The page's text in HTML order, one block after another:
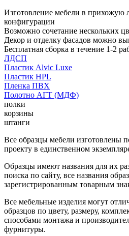
Изготовление мебели в прихожую
конфигурации
Возможно сочетание нескольких
Декор и отделку фасадов можно
Бесплатная сборка в течение 1-2
ЛДСП
Пластик Alvic Luxe
Пластик HPL
Пленка ПВХ
Полотно АГТ (МДФ)
полки
корзины
штанги
Все образцы мебели изготовлены
проекту в единственном
Образцы имеют названия для их
поиска по сайту, все названия
зарегистрированным товарным
Все мебельные изделия могут
образцов по цвету, размеру,
способами монтажа и
фурнитуры.